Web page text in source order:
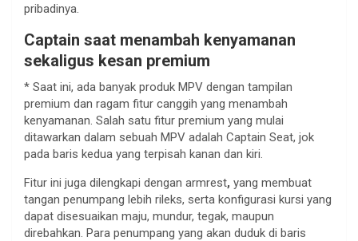
pribadinya.
Captain saat menambah kenyamanan
sekaligus kesan premium
* Saat ini, ada banyak produk MPV dengan tampilan
premium dan ragam fitur canggih yang menambah
kenyamanan. Salah satu fitur premium yang mulai
ditawarkan dalam sebuah MPV adalah Captain Seat, jok
pada baris kedua yang terpisah kanan dan kiri.
Fitur ini juga dilengkapi dengan armrest, yang membuat
tangan penumpang lebih rileks, serta konfigurasi kursi yang
dapat disesuaikan maju, mundur, tegak, maupun
direbahkan. Para penumpang yang akan duduk di baris